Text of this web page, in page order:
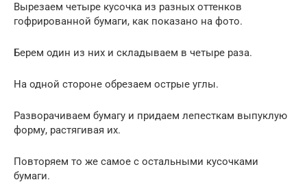
Вырезаем четыре кусочка из разных оттенков
гофрированной бумаги, как показано на фото.
Берем один из них и складываем в четыре раза.
На одной стороне обрезаем острые углы.
Разворачиваем бумагу и придаем лепесткам выпуклую
форму, растягивая их.
Повторяем то же самое с остальными кусочками
бумаги.